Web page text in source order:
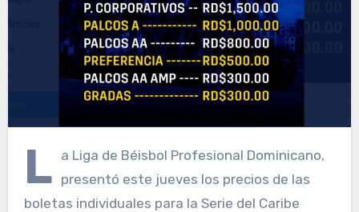
L a Liga de Béisbol Profesional Dominicano,
presentó este jueves los precios de las
boletas individuales para la Serie del Caribe